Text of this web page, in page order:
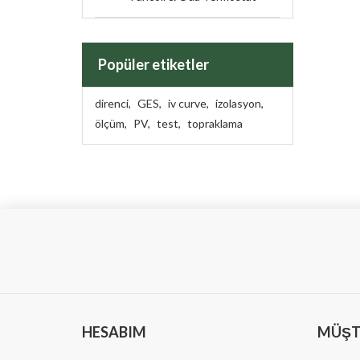
Popüler etiketler
direnci, GES, iv curve, izolasyon,
ölçüm, PV, test, topraklama
HESABIM